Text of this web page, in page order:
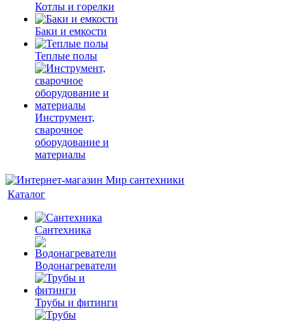
Котлы и горелки
Баки и емкости
Теплые полы
Инструмент,
сварочное
оборудование и
материалы
Каталог
Сантехника
Водонагреватели
Трубы и фитинги